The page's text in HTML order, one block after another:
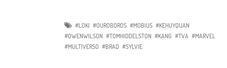
#LOKI #OUROBOROS #MOBIUS #KEHUYQUAN
#OWENWILSON #TOMHIDDELSTON #KANG #TVA #MARVEL
#MULTIVERSO #BRAD #SYLVIE